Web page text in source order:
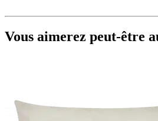
Vous aimerez peut-être